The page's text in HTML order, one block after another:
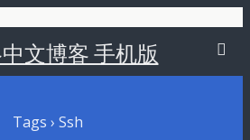
文博客 手机版
Tags › Ssh